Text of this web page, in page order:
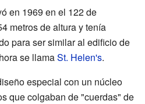
en 1969 en el 122 de
metros de altura y tenía
para ser similar al edificio de
se llamaSt. Helen's.
especial con un núcleo
que colgaban de "cuerdas" de